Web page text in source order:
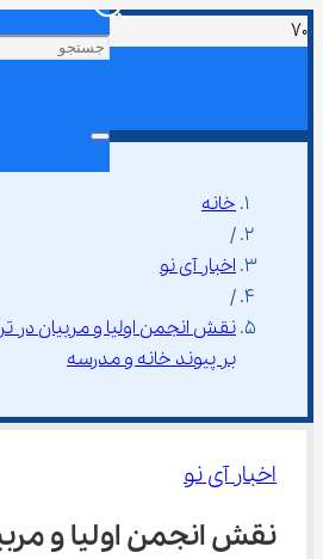
خانه
/
اخبار آی نو
/
نقش انجمن اولیا و مربیان در
بر پیوند خانه و مدرسه
اخبار آی نو
نقش انجمن اولیا و